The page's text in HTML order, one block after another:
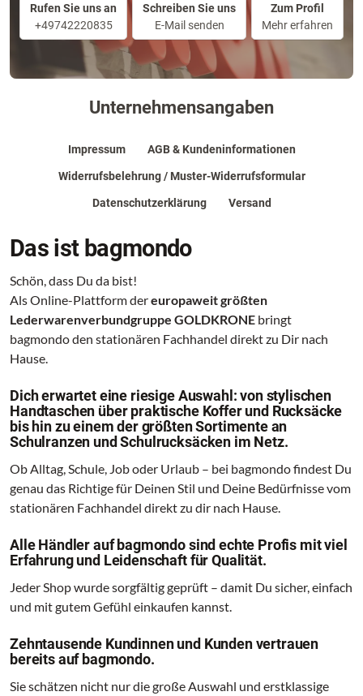
Rufen Sie uns an
+49742220835
Schreiben Sie uns
E-Mail senden
Zum Profil
Mehr erfahren
Unternehmensangaben
Impressum AGB & Kundeninformationen
Widerrufsbelehrung / Muster-Widerrufsformular
Datenschutzerklärung Versand
Das ist bagmondo
Schön, dass Du da bist!
Als Online-Plattform dereuropaweit größten
Lederwarenverbundgruppe GOLDKRONE bringt
bagmondo den stationären Fachhandel direkt zu Dir nach
Hause.
Dich erwartet eine riesige Auswahl: von stylischen
Handtaschen über praktische Koffer und Rucksäcke
bis hin zu einem der größten Sortimente an
Schulranzen und Schulrucksäcken im Netz.
Ob Alltag, Schule, Job oder Urlaub – bei bagmondo findest Du
genau das Richtige für Deinen Stil und Deine Bedürfnisse vom
stationären Fachhandel direkt zu dir nach Hause.
Alle Händler auf bagmondo sind echte Profis mit viel
Erfahrung und Leidenschaft für Qualität.
Jeder Shop wurde sorgfältig geprüft – damit Du sicher, einfach
und mit gutem Gefühl einkaufen kannst.
Zehntausende Kundinnen und Kunden vertrauen
bereits auf bagmondo.
Sie schätzen nicht nur die große Auswahl und erstklassige